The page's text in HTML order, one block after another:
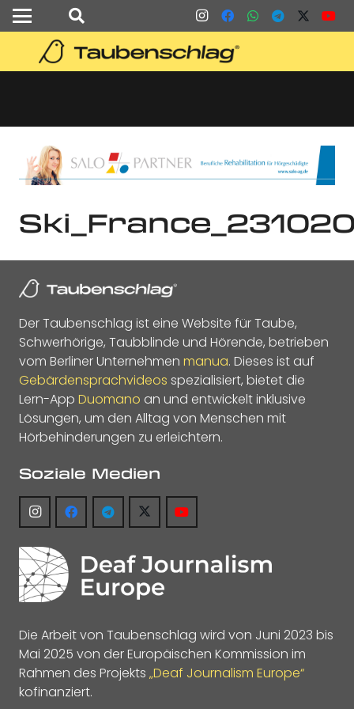
Der Taubenschlag ist eine Website für Taube,
Schwerhörige, Taubblinde und Hörende, betrieben
vom Berliner Unternehmen manua. Dieses ist auf
Gebärdensprachvideos spezialisiert, bietet die
Lern-App Duomano an und entwickelt inklusive
Lösungen, um den Alltag von Menschen mit
Hörbehinderungen zu erleichtern.
Soziale Medien
Die Arbeit von Taubenschlag wird von Juni 2023 bis
Mai 2025 von der Europäischen Kommission im
Rahmen des Projekts „Deaf Journalism Europe“
kofinanziert.